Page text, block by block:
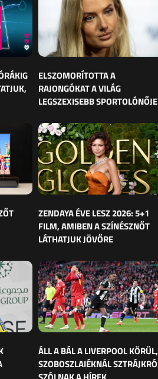
ELSZOMORÍTOTTA A
RAJONGÓKAT A VILÁG
LEGSZEXISEBB SPORTOLÓNŐJE
ZENDAYA ÉVE LESZ 2026: 5+1
FILM, AMIBEN A SZÍNÉSZNŐT
LÁTHATJUK JÖVŐRE
ÁLL A BÁL A LIVERPOOL KÖRÜL,
SZOBOSZLAIÉKNÁL